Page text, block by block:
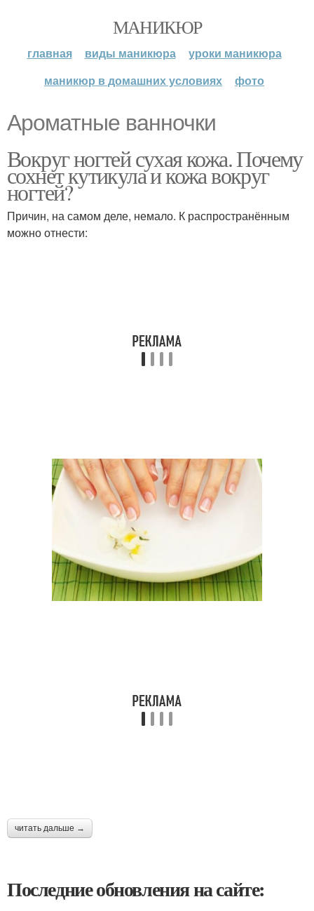
МАНИКЮР
главная виды маникюра
уроки маникюра
маникюр в домашних условиях
фото
Ароматные ванночки
Вокруг ногтей сухая кожа. Почему
сохнет кутикула и кожа вокруг
ногтей?
Причин, на самом деле, немало. К распространённым
можно отнести:
читать дальше →
Последние обновления на сайте: